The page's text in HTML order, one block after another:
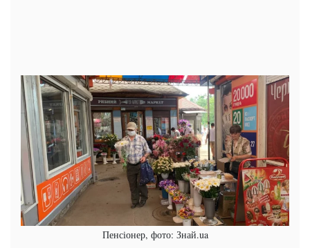
Пенсіонер, фото: Знай.ua